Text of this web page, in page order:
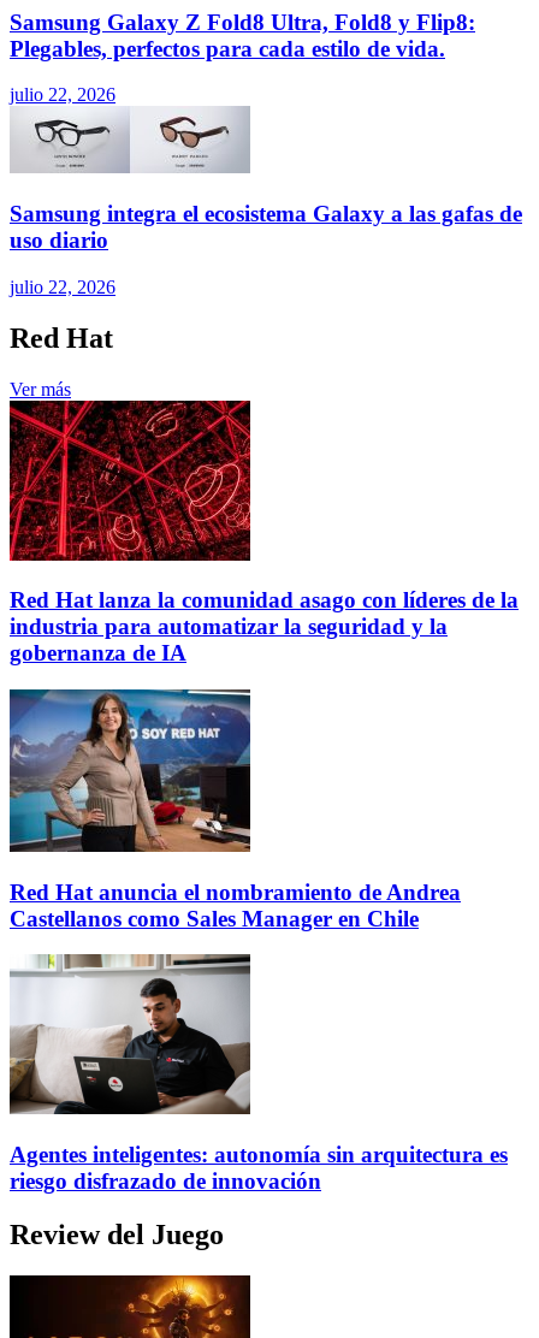
Samsung Galaxy Z Fold8 Ultra, Fold8 y Flip8:
Plegables, perfectos para cada estilo de vida.
julio 22, 2026
Samsung integra el ecosistema Galaxy a las gafas de
uso diario
julio 22, 2026
Red Hat
Ver más
Red Hat lanza la comunidad asago con líderes de la
industria para automatizar la seguridad y la
gobernanza de IA
Red Hat anuncia el nombramiento de Andrea
Castellanos como Sales Manager en Chile
Agentes inteligentes: autonomía sin arquitectura es
riesgo disfrazado de innovación
Review del Juego